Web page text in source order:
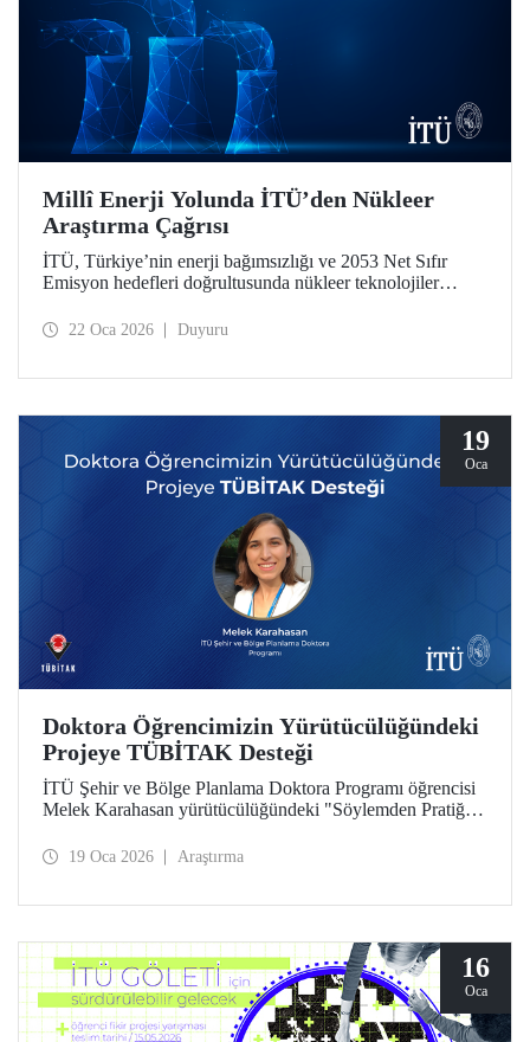
Millî Enerji Yolunda İTÜ’den Nükleer
Araştırma Çağrısı
İTÜ, Türkiye’nin enerji bağımsızlığı ve 2053 Net Sıfır
Emisyon hedefleri doğrultusunda nükleer teknolojiler
“2026 Yılı Nükleer Teknolojiler Alanında Platform
desteğiyle güçlendi.
22 Oca 2026 Duyuru
19
Oca
Doktora Öğrencimizin Yürütücülüğündeki
Projeye TÜBİTAK Desteği
İTÜ Şehir ve Bölge Planlama Doktora Programı öğrencisi
Melek Karahasan yürütücülüğündeki "Söylemden Pratiğe:
Önceliklerinin Mekansal ve İstatistiksel Analizi" başlıklı
19 Oca 2026 Araştırma
16
Oca